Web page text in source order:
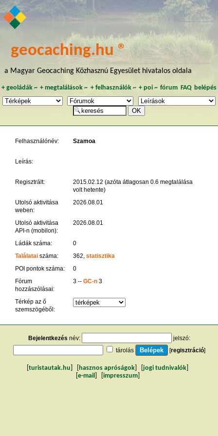
geocaching.hu ®
a Magyar Geocaching Közhasznú Egyesület hivatalos oldala
+ geoládák~ +megtalálások ~ + felhasználók~ + poi~ fórum FAQ belépés
Felhasználónév: Szamoa
Leírás:
Regisztrált:
2015.02.12 (azóta átlagosan 0.6 megtalálása
volt hetente)
Utolsó aktivitása
weben:
2026.08.01
Utolsó aktivitása
API-n (mobilon):
2026.08.01
Ládák száma:
0
Találataiszáma: 362, statisztika
POI pontok száma:
0
Fórum
hozzászólásai:
3 -- GC-n3
Térkép az ő
szemszögéből:
Bejelentkezés név:
jelszó:
tárolás
[regisztráció]
turistautak.hu hasznos apróságok jogi tudnivalók
e-mail impresszum]